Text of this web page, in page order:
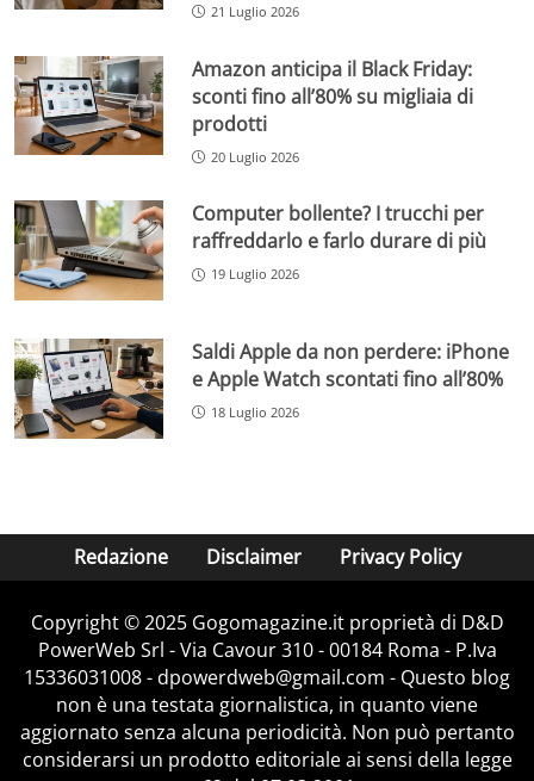
21 Luglio 2026
Amazon anticipa il Black Friday:
sconti fino all’80% su migliaia di
prodotti
20 Luglio 2026
Computer bollente? I trucchi per
raffreddarlo e farlo durare di più
19 Luglio 2026
Saldi Apple da non perdere: iPhone
e Apple Watch scontati fino all’80%
18 Luglio 2026
Redazione Disclaimer Privacy Policy
Copyright © 2025 Gogomagazine.it proprietà di D&D
PowerWeb Srl - Via Cavour 310 - 00184 Roma - P.Iva
15336031008 - dpowerdweb@gmail.com - Questo blog
non è una testata giornalistica, in quanto viene
aggiornato senza alcuna periodicità. Non può pertanto
considerarsi un prodotto editoriale ai sensi della legge